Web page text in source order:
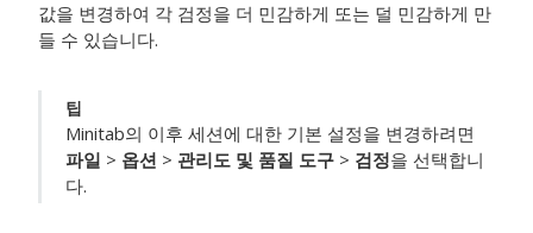
값을 변경하여 각 검정을 더 민감하게 또는 덜 민감하게 만
들 수 있습니다.
팁
Minitab의 이후 세션에 대한 기본 설정을 변경하려면
파일 > 옵션 > 관리도 및 품질 도구 > 검정을 선택합니
다.